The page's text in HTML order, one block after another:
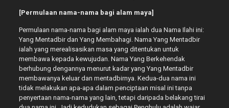
[Permulaan nama-nama bagi alam maya]
Permulaan nama-nama bagi alam maya ialah dua Nama Ilahi ini:
Yang Mentadbir dan Yang Membahagi. Nama Yang Mentadbir
ialah yang merealisasikan masa yang ditentukan untuk
membawa kepada kewujudan. Nama Yang Berkehendak
berhubung dengannya menurut kadar yang Yang Mentadbir
membawanya keluar dan mentadbirnya. Kedua-dua nama ini
tidak melakukan apa-apa dalam penciptaan misal ini tanpa
penyertaan nama-nama yang lain, tetapi daripada belakang tirai